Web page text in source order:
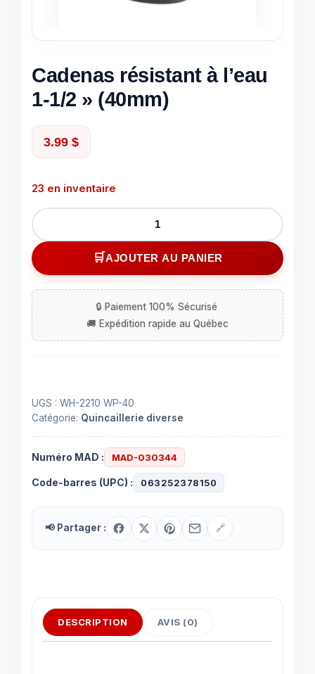
Cadenas résistant à l’eau
1-1/2 » (40mm)
3.99 $
23 en inventaire
quantité
de
Cadenas
résistant
l'eau
1-
1/2''
AJOUTER AU PANIER
UGS : WH-2210 WP-40
Catégorie: Quincaillerie diverse
Numéro MAD : MAD-030344
Code-barres (UPC) : 063252378150
📢 Partager : 🔗
DESCRIPTION AVIS (0)